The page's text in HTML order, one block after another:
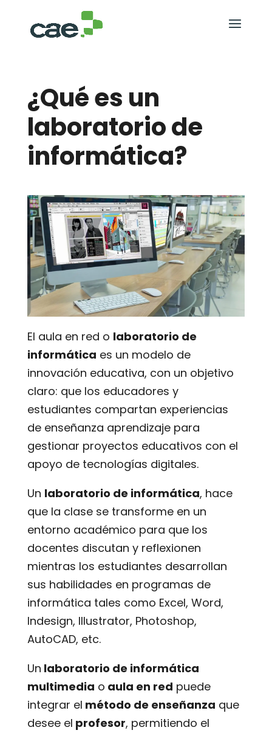
¿Qué es un
laboratorio de
informática?
El aula en red o laboratorio de
informática es un modelo de
innovación educativa, con un objetivo
claro: que los educadores y
estudiantes compartan experiencias
de enseñanza aprendizaje para
gestionar proyectos educativos con el
apoyo de tecnologías digitales.
Un laboratorio de informática, hace
que la clase se transforme en un
entorno académico para que los
docentes discutan y reflexionen
mientras los estudiantes desarrollan
sus habilidades en programas de
informática tales como Excel, Word,
Indesign, Illustrator, Photoshop,
AutoCAD, etc.
Un laboratorio de informática
multimedia o aula en red puede
integrar el método de enseñanza que
desee el profesor, permitiendo el